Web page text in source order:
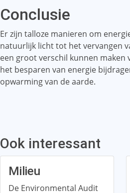
Conclusie
Er zijn talloze manieren om
natuurlijk licht tot het vervangen
een groot verschil kunnen
het besparen van energie
opwarming van de aarde.
Ook interessant
Milieu
De Environmental Audit